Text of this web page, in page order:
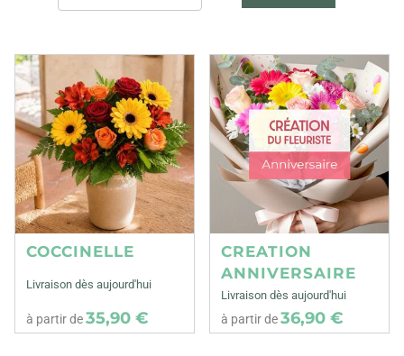
COCCINELLE
Livraison dès aujourd'hui
à partir de35,90 €
CREATION
ANNIVERSAIRE
Livraison dès aujourd'hui
à partir de36,90 €